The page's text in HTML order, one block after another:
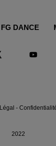
FG DANCE
Légal -
2022